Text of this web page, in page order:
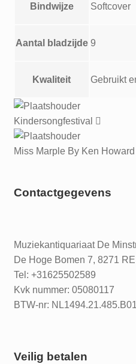
Bindwijze Softcover
Aantal bladzijde 9
Kwaliteit Gebruikt
Kindersongfestival
Miss Marple By Ken
Contactgegevens
Muziekantiquariaat De
De Hoge Bomen 7, 8271
Tel: +31625502589
Kvk nummer: 05080117
BTW-nr: NL1494.21.485.B01
Veilig betalen